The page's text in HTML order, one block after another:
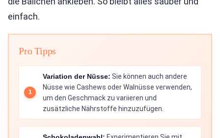
einfach.
Pro Tipps
Variation der Nüsse: Sie können auch andere
Nüsse wie Cashews oder Walnüsse verwenden,
um den Geschmack zu variieren und
zusätzliche Nährstoffe hinzuzufügen.